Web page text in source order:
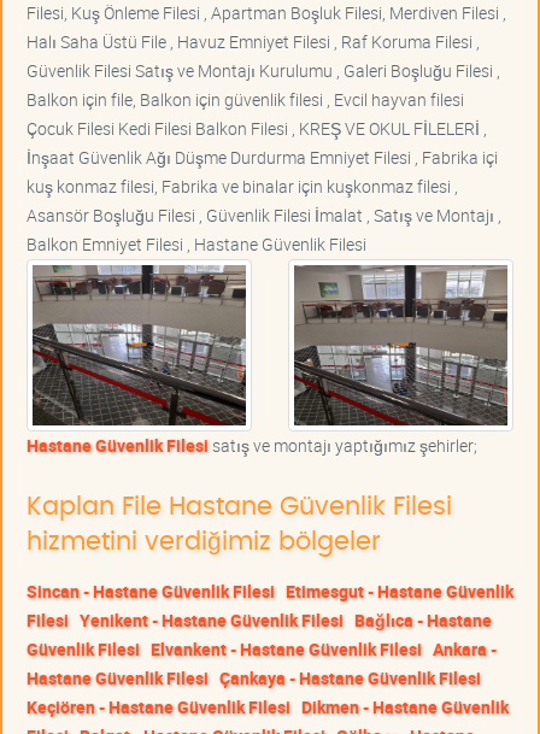
Filesi, Kuş Önleme Filesi , Apartman Boşluk Filesi, Merdiven Filesi ,
Halı Saha Üstü File , Havuz Emniyet Filesi , Raf Koruma Filesi ,
Güvenlik Filesi Satış ve Montajı Kurulumu , Galeri Boşluğu Filesi ,
Balkon için file, Balkon için güvenlik filesi , Evcil hayvan filesi
Çocuk Filesi Kedi Filesi Balkon Filesi , KREŞ VE OKUL FİLELERİ ,
İnşaat Güvenlik Ağı Düşme Durdurma Emniyet Filesi , Fabrika içi
kuş konmaz filesi, Fabrika ve binalar için kuşkonmaz filesi ,
Asansör Boşluğu Filesi , Güvenlik Filesi İmalat , Satış ve Montajı ,
Balkon Emniyet Filesi , Hastane Güvenlik Filesi
Hastane Güvenlik Filesisatış ve montajı yaptığımız şehirler;
Kaplan File Hastane Güvenlik Filesi
hizmetini verdiğimiz bölgeler
Sincan - Hastane Güvenlik Filesi Etimesgut - Hastane Güvenlik
Filesi Yenikent - Hastane Güvenlik Filesi Bağlıca - Hastane
Güvenlik Filesi Elvankent - Hastane Güvenlik Filesi Ankara -
Hastane Güvenlik Filesi Çankaya - Hastane Güvenlik Filesi
Keçiören - Hastane Güvenlik Filesi Dikmen - Hastane Güvenlik